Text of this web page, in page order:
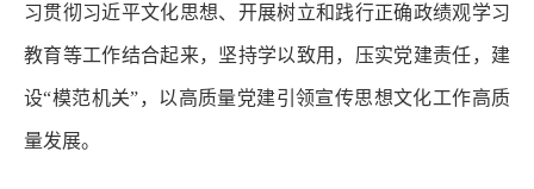
习贯彻习近平文化思想、开展树立和践行正确政绩观学习
教育等工作结合起来，坚持学以致用，压实党建责任，建
设“模范机关”，以高质量党建引领宣传思想文化工作高质
量发展。